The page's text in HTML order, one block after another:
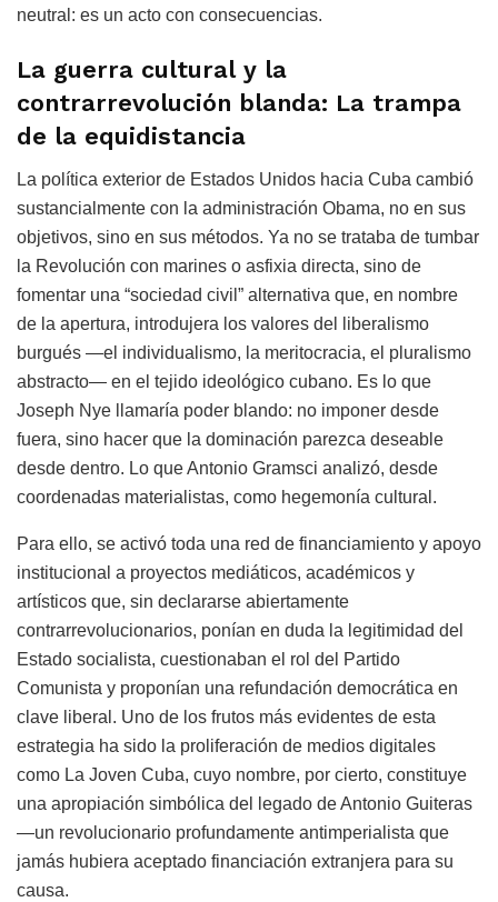
neutral: es un acto con consecuencias.
La guerra cultural y la
contrarrevolución blanda: La trampa
de la equidistancia
La política exterior de Estados Unidos hacia Cuba cambió
sustancialmente con la administración Obama, no en sus
objetivos, sino en sus métodos. Ya no se trataba de tumbar
la Revolución con marines o asfixia directa, sino de
fomentar una “sociedad civil” alternativa que, en nombre
de la apertura, introdujera los valores del liberalismo
burgués —el individualismo, la meritocracia, el pluralismo
abstracto— en el tejido ideológico cubano. Es lo que
Joseph Nye llamaría poder blando: no imponer desde
fuera, sino hacer que la dominación parezca deseable
desde dentro. Lo que Antonio Gramsci analizó, desde
coordenadas materialistas, como hegemonía cultural.
Para ello, se activó toda una red de financiamiento y apoyo
institucional a proyectos mediáticos, académicos y
artísticos que, sin declararse abiertamente
contrarrevolucionarios, ponían en duda la legitimidad del
Estado socialista, cuestionaban el rol del Partido
Comunista y proponían una refundación democrática en
clave liberal. Uno de los frutos más evidentes de esta
estrategia ha sido la proliferación de medios digitales
como La Joven Cuba, cuyo nombre, por cierto, constituye
una apropiación simbólica del legado de Antonio Guiteras
—un revolucionario profundamente antimperialista que
jamás hubiera aceptado financiación extranjera para su
causa.